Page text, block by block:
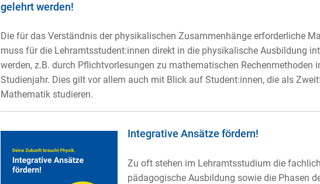
gelehrt werden!
Die für das Verständnis der physikalischen Zusammenhänge erforderliche
muss für die Lehramtsstudent:innen direkt in die physikalische Ausbildung
werden, z.B. durch Pflichtvorlesungen zu mathematischen Rechenmethoden
Studienjahr. Dies gilt vor allem auch mit Blick auf Student:innen, die als
Mathematik studieren.
Integrative Ansätze fördern!
Zu oft stehen im Lehramtsstudium die
pädagogische Ausbildung sowie die Phasen